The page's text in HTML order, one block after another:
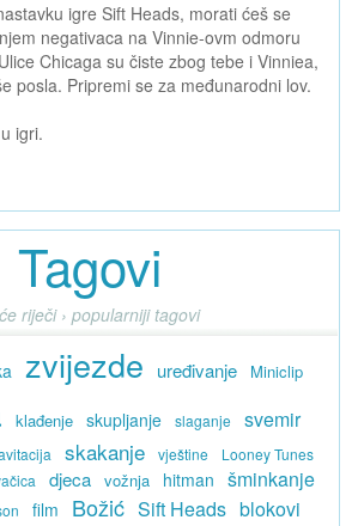
igre Sift Heads, morati ćeš se
negativaca na Vinnie-ovm odmoru
Chicaga su čiste zbog tebe i Vinniea,
posla. Pripremi se za međunarodni lov.
igri.
Tagovi
riječi › popularniji tagovi
zvijezde uređivanje Miniclip
klađenje skupljanje slaganje svemir
skakanje vještine
Looney Tunes
djeca vožnja hitman šminkanje
film Božić Sift Heads blokovi